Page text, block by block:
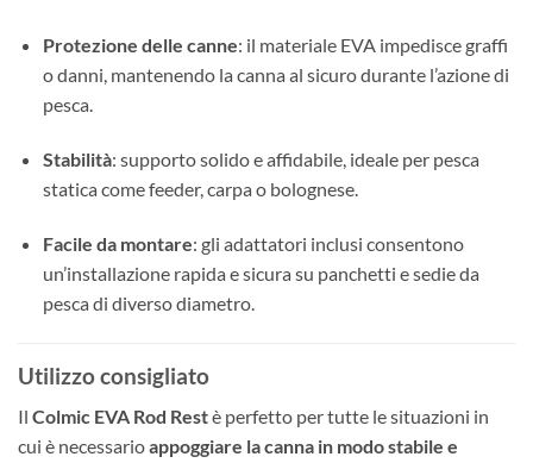
Protezione delle canne: il materiale EVA impedisce graffi
o danni, mantenendo la canna al sicuro durante l’azione di
pesca.
Stabilità: supporto solido e affidabile, ideale per pesca
statica come feeder, carpa o bolognese.
Facile da montare: gli adattatori inclusi consentono
un’installazione rapida e sicura su panchetti e sedie da
pesca di diverso diametro.
Utilizzo consigliato
Il Colmic EVA Rod Restè perfetto per tutte le situazioni in
cui è necessarioappoggiare la canna in modo stabile e